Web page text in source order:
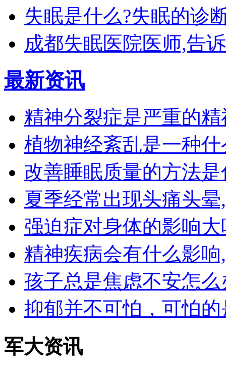
失眠是什么?失眠的诊
成都失眠医院医师,告
最新资讯
精神分裂症是严重的
植物神经紊乱是一种
改善睡眠质量的方法
夏季经常出现头痛头
强迫症对身体的影响
精神疾病会有什么影
孩子总是焦虑不安怎
抑郁并不可怕，可怕
军大资讯